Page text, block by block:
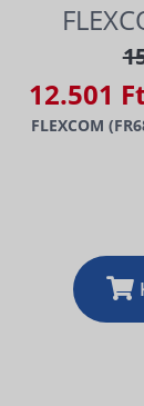
12.501
FLEXCOM